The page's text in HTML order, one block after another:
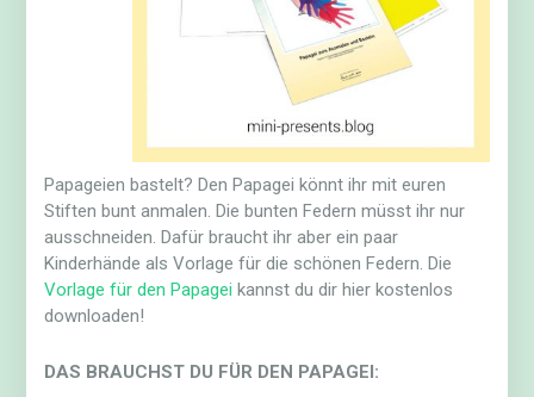
Papageien bastelt? Den Papagei könnt ihr mit euren
Stiften bunt anmalen. Die bunten Federn müsst ihr nur
ausschneiden. Dafür braucht ihr aber ein paar
Kinderhände als Vorlage für die schönen Federn. Die
Vorlage für den Papageikannst du dir hier kostenlos
downloaden!
DAS BRAUCHST DU FÜR DEN PAPAGEI: